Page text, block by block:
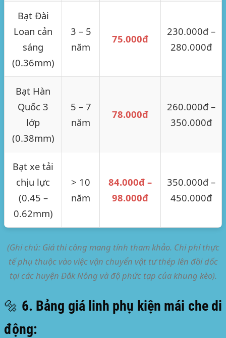
Bạt Đài
Loan cản
sáng
(0.36mm)
3 – 5
năm
75.000đ
230.000đ –
280.000đ
Bạt Hàn
Quốc 3
lớp
(0.38mm)
5 – 7
năm
78.000đ
260.000đ –
350.000đ
Bạt xe tải
chịu lực
(0.45 –
0.62mm)
> 10
năm
84.000đ –
98.000đ
350.000đ –
450.000đ
(Ghi chú: Giá thi công mang tính tham khảo. Chi phí thực
tế phụ thuộc vào việc vận chuyển vật tư thép lên đồi dốc
tại các huyện Đắk Nông và độ phức tạp của khung kèo).
🔩 6. Bảng giá linh phụ kiện mái che di
động: